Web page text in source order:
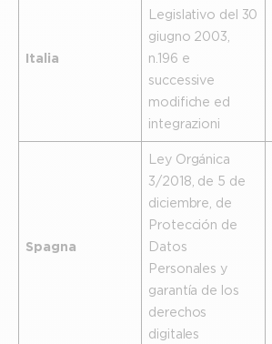
Italia
Legislativo del 30
giugno 2003,
n.196 e
successive
modifiche ed
integrazioni
Spagna
Ley Orgánica
3/2018, de 5 de
diciembre, de
Protección de
Datos
Personales y
garantía de los
derechos
digitales